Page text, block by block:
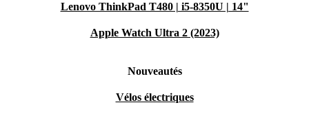
Lenovo ThinkPad T480 | i5-8350U | 14"
Apple Watch Ultra 2 (2023)
Nouveautés
Vélos électriques